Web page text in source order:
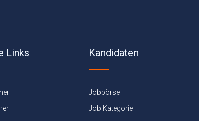
Links Kandidaten
Jobbörse
Job Kategorie